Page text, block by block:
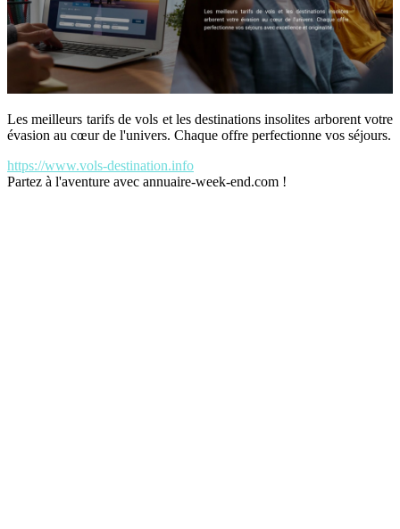
Les meilleurs tarifs de vols et les destinations insolites arborent votre
évasion au cœur de l'univers. Chaque offre perfectionne vos séjours.
https://www.vols-destination.info
Partez à l'aventure avec annuaire-week-end.com !